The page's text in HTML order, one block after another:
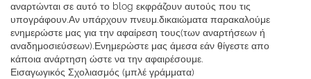
αναρτώνται σε αυτό το blog εκφράζουν αυτούς που τις
υπογράφουν.Αν υπάρχουν πνευμ.δικαιώματα παρακαλούμε
ενημερώστε μας για την αφαίρεση τους(των αναρτήσεων ή
αναδημοσιεύσεων).Ενημερώστε μας άμεσα εάν θίγεστε απο
κάποια ανάρτηση ώστε να την αφαιρέσουμε.
Εισαγωγικός Σχολιασμός (μπλέ γράμματα)